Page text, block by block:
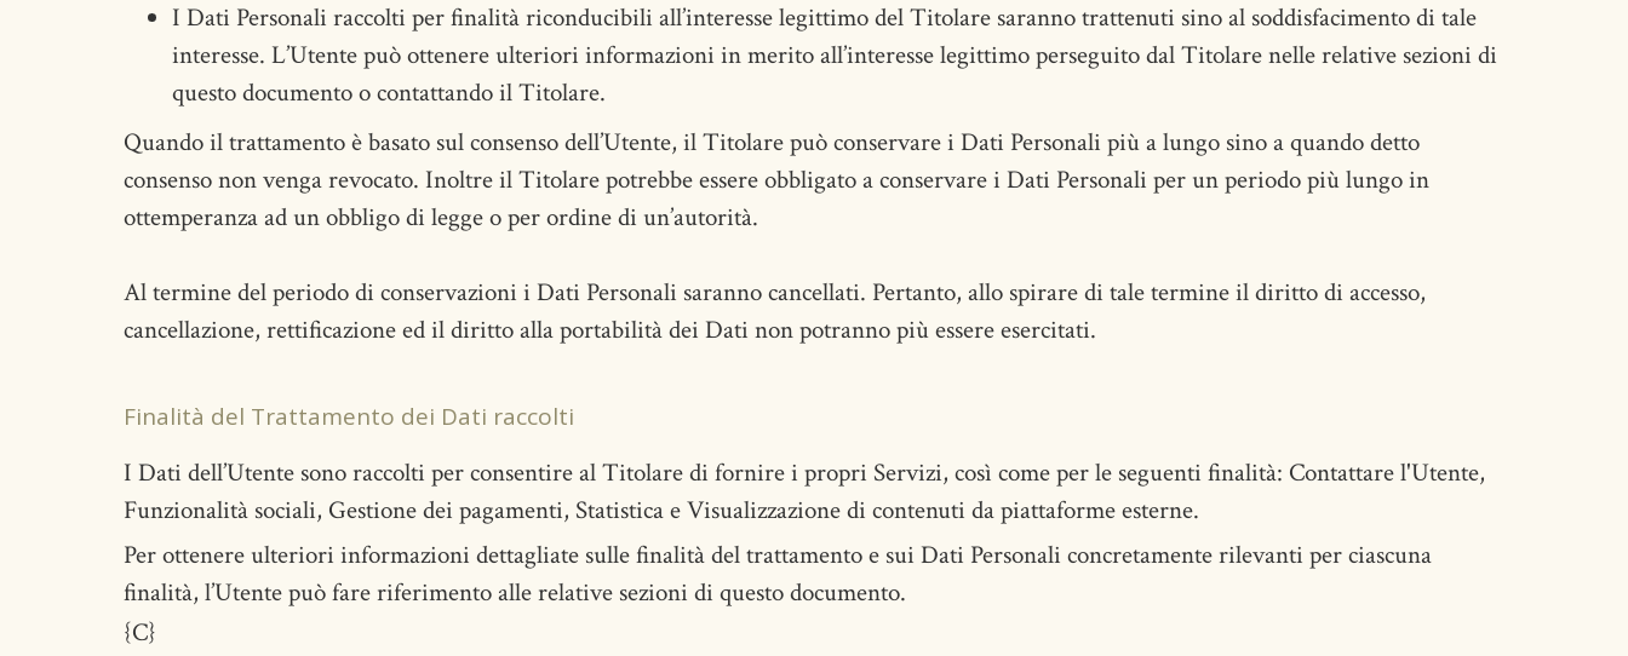
I Dati Personali raccolti per finalità riconducibili all’interesse legittimo del Titolare saranno trattenuti sino al soddisfacimento di tale
interesse. L’Utente può ottenere ulteriori informazioni in merito all’interesse legittimo perseguito dal Titolare nelle relative sezioni di
questo documento o contattando il Titolare.
Quando il trattamento è basato sul consenso dell’Utente, il Titolare può conservare i Dati Personali più a lungo sino a quando detto
consenso non venga revocato. Inoltre il Titolare potrebbe essere obbligato a conservare i Dati Personali per un periodo più lungo in
ottemperanza ad un obbligo di legge o per ordine di un’autorità.
Al termine del periodo di conservazioni i Dati Personali saranno cancellati. Pertanto, allo spirare di tale termine il diritto di accesso,
cancellazione, rettificazione ed il diritto alla portabilità dei Dati non potranno più essere esercitati.
Finalità del Trattamento dei Dati raccolti
I Dati dell’Utente sono raccolti per consentire al Titolare di fornire i propri Servizi, così come per le seguenti finalità: Contattare l'Utente,
Funzionalità sociali, Gestione dei pagamenti, Statistica e Visualizzazione di contenuti da piattaforme esterne.
Per ottenere ulteriori informazioni dettagliate sulle finalità del trattamento e sui Dati Personali concretamente rilevanti per ciascuna
finalità, l’Utente può fare riferimento alle relative sezioni di questo documento.
{C}